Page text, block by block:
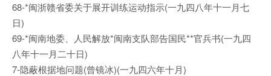
68-*闽浙赣省委关于展开训练运动指示(一九四八年十一月七
日)
69-*闽南地委、人民解放*闽南支队部告国民**官兵书(一九四
八年十一月二十日)
7-隐蔽根据地问题(曾镜冰)(一九四六年十月)